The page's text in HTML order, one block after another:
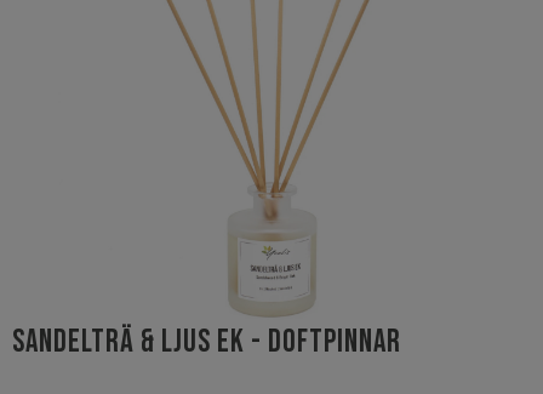
Sandelträ & Ljus Ek - Doftpinnar